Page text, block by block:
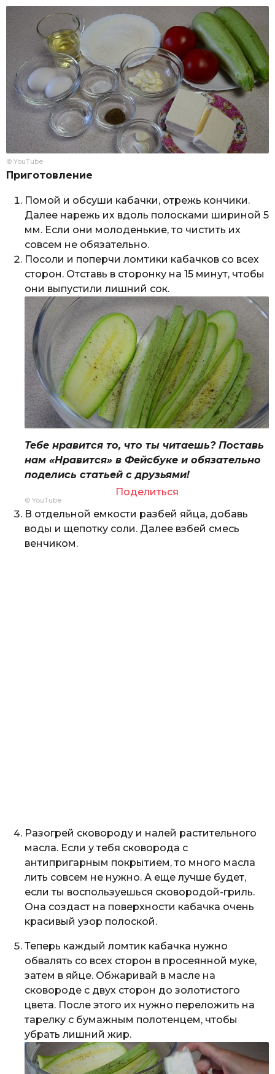
© YouTube
Приготовление
Помой и обсуши кабачки, отрежь кончики.
Далее нарежь их вдоль полосками шириной 5
мм. Если они молоденькие, то чистить их
совсем не обязательно.
Посоли и поперчи ломтики кабачков со всех
сторон. Отставь в сторонку на 15 минут, чтобы
они выпустили лишний сок.
Тебе нравится то, что ты читаешь? Поставь
нам «Нравится» в Фейсбуке и обязательно
поделись статьей с друзьями!
Поделиться
© YouTube
В отдельной емкости разбей яйца, добавь
воды и щепотку соли. Далее взбей смесь
венчиком.
Разогрей сковороду и налей растительного
масла. Если у тебя сковорода с
антипригарным покрытием, то много масла
лить совсем не нужно. А еще лучше будет,
если ты воспользуешься сковородой-гриль.
Она создаст на поверхности кабачка очень
красивый узор полоской.
Теперь каждый ломтик кабачка нужно
обвалять со всех сторон в просеянной муке,
затем в яйце. Обжаривай в масле на
сковороде с двух сторон до золотистого
цвета. После этого их нужно переложить на
тарелку с бумажным полотенцем, чтобы
убрать лишний жир.